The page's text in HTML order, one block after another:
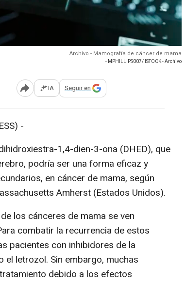
Archivo - Mamografía de cáncer de mama
- MPHILLIPS007/ ISTOCK - Archivo
Abrir opciones para compartir
IA Seguir en
-
1,4-dien-3-ona (DHED), que
podría ser una forma eficaz y
en cáncer de mama, según
Amherst (Estados Unidos).
los cánceres de mama se ven
combatir la recurrencia de estos
pacientes con inhibidores de la
letrozol. Sin embargo, muchas
debido a los efectos